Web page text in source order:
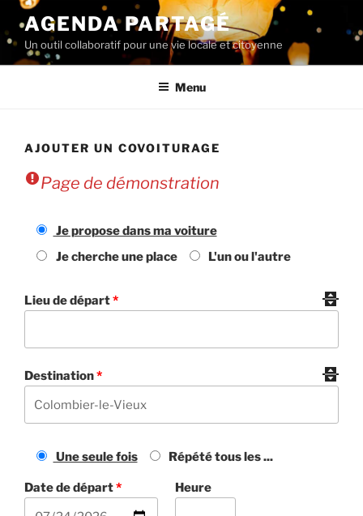
Aller
au
contenu
principal
AGENDA PARTAGÉ
Un outil collaboratif pour une vie locale et citoyenne
Menu
AJOUTER UN COVOITURAGE
Page de démonstration
Je propose dans ma voiture
Je cherche une place
L'un ou l'autre
Lieu de départ*
Destination*
Une seule fois Répété tous les ...
Date de départ* Heure